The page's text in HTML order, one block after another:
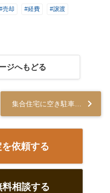
売却 #経費 #譲渡
ジへもどる
依頼する
料相談する